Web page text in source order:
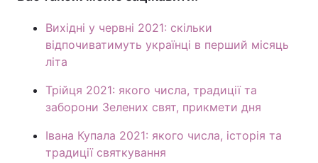
Вихідні у червні 2021: скільки
відпочиватимуть українці в перший місяць
літа
Трійця 2021: якого числа, традиції та
заборони Зелених свят, прикмети дня
Івана Купала 2021: якого числа, історія та
традиції святкування